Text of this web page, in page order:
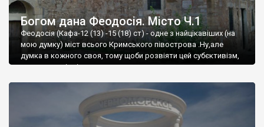
Богом дана Феодосія. Місто Ч.1
Феодосія (Кафа-12 (13) -15 (18) ст) - одне з найцікавіших (на
мою думку) міст всього Кримського півострова .Ну,але
думка в кожного своя, тому щоби розвіяти цей субєктивізм,
запрошую відвідати це